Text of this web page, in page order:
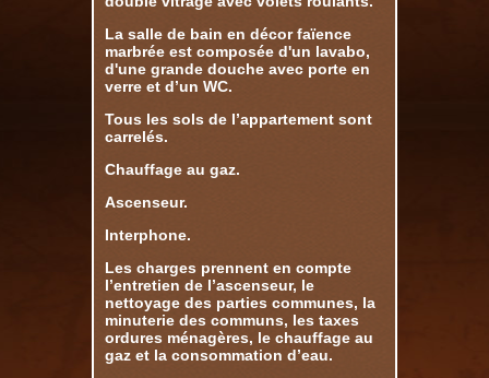
La salle de bain en décor faïence
marbrée est composée d'un lavabo,
d'une grande douche avec porte en
verre et d’un WC.
Tous les sols de l’appartement sont
carrelés.
Chauffage au gaz.
Ascenseur.
Interphone.
Les charges prennent en compte
l’entretien de l’ascenseur, le
nettoyage des parties communes, la
minuterie des communs, les taxes
ordures ménagères, le chauffage au
gaz et la consommation d’eau.